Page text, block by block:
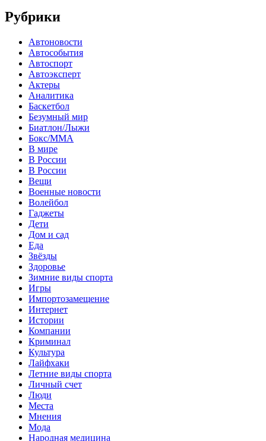
Рубрики
Автоновости
Автособытия
Автоспорт
Автоэксперт
Актеры
Аналитика
Баскетбол
Безумный мир
Биатлон/Лыжи
Бокс/MMA
В мире
В России
В России
Вещи
Военные новости
Волейбол
Гаджеты
Дети
Дом и сад
Еда
Звёзды
Здоровье
Зимние виды спорта
Игры
Импортозамещение
Интернет
Истории
Компании
Криминал
Культура
Лайфхаки
Летние виды спорта
Личный счет
Люди
Места
Мнения
Мода
Народная медицина